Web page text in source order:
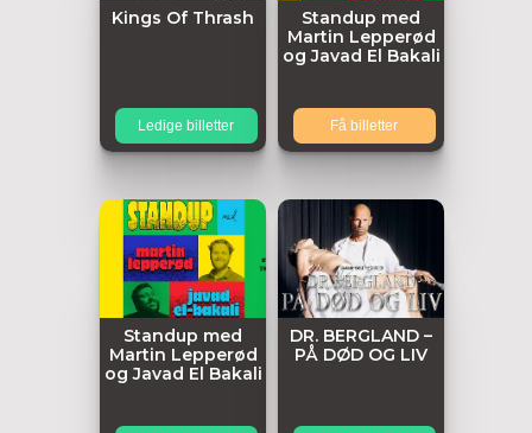
Kings Of Thrash
Ledige billetter
Standup med
Martin Lepperød
og Javad El Bakali
Få billetter
Standup med
Martin Lepperød
og Javad El Bakali
DR. BERGLAND –
PÅ DØD OG LIV